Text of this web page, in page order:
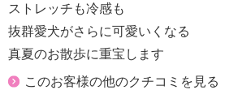
・無蛍光洗剤使用
・装飾部分は衝撃や摩擦により取れる可
【個体差あり】
・個体差あり
ストレッチも冷感も
抜群愛犬がさらに可愛いくなる
真夏のお散歩に重宝します
このお客様の他のクチコミを見る